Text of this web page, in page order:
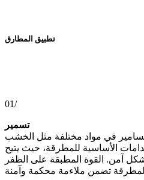
تطبيق المطارق
01/
تسمير
في مواد مختلفة مثل الخشب
الأساسية للمطرقة، حيث يتيح
آمن. القوة المطبقة على الظفر